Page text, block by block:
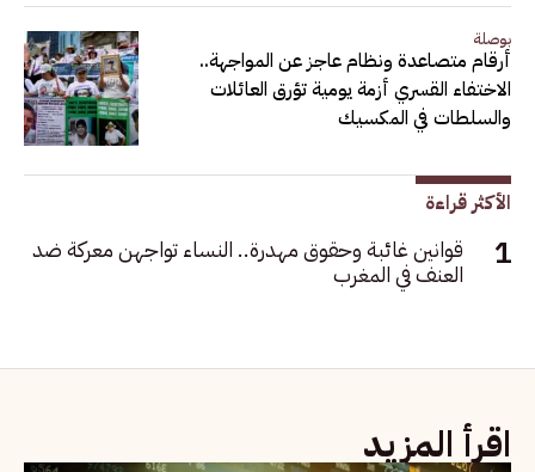
بوصلة
أرقام متصاعدة ونظام عاجز عن المواجهة..
الاختفاء القسري أزمة يومية تؤرق العائلات
والسلطات في المكسيك
الأكثر قراءة
قوانين غائبة وحقوق مهدرة.. النساء تواجهن معركة ضد
العنف في المغرب
اقرأ المزيد